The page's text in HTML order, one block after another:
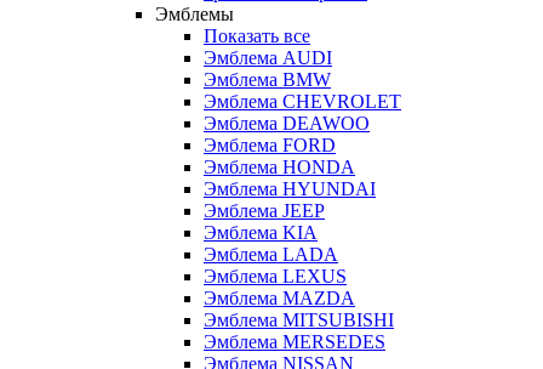
Эмблемы
Показать все
Эмблема AUDI
Эмблема BMW
Эмблема CHEVROLET
Эмблема DEAWOO
Эмблема FORD
Эмблема HONDA
Эмблема HYUNDAI
Эмблема JEEP
Эмблема KIA
Эмблема LADA
Эмблема LEXUS
Эмблема MAZDA
Эмблема MITSUBISHI
Эмблема MERSEDES
Эмблема NISSAN